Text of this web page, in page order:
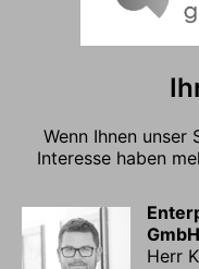
Wenn Ihnen
Interesse haben
GmbH
Herr